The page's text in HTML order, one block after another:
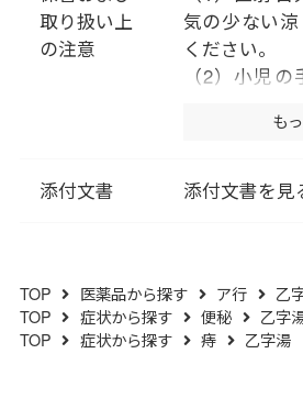
添加物とし
化ケイ素､ク
ロスポビド
（成分に関連
用いています
少異なること
取り扱い上
の注意
気の少ない
ください。
（2）小児
（3）他の容
ったり品質が
と、変色また
ことがありま
滴を落とした
も
添付文書 添付文書を見
TOP 医薬品から探す ア行 乙
TOP
症状から探す 便秘
乙字
TOP
症状から探す 痔 乙字湯